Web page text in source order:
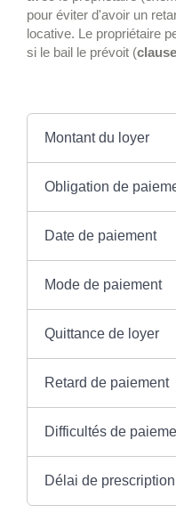
pour éviter d'avoir un
locative. Le propriétaire
si le bail le prévoit (
Montant du loyer
Obligation de
Date de paiement
Mode de paiement
Quittance de loyer
Retard de paiement
Difficultés de
Délai de